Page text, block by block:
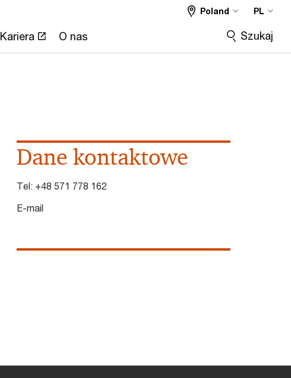
Kariera O nas
Poland PL
Szukaj
Dane kontaktowe
Tel: +48 571 778 162
E-mail